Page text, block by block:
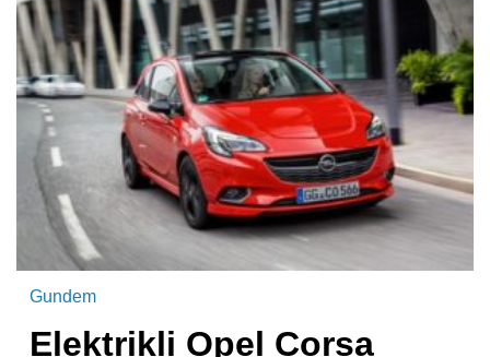
Gundem
Elektrikli Opel Corsa